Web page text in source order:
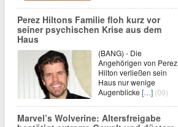
Perez Hiltons Familie floh kurz vor
seiner psychischen Krise aus dem
Haus
(BANG) - Die
Angehörigen von Perez
Hilton verließen sein
Haus nur wenige
Augenblicke […] (00)
Marvel’s Wolverine: Altersfreigabe